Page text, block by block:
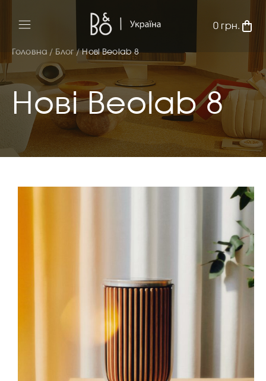
0 грн.
Головна / Блог /Нові Beolab 8
Нові Beolab 8